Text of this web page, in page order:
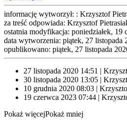
informację wytworzył: : Krzysztof
za treść odpowiada: Krzysztof
ostatnia modyfikacja: poniedziałek, 19
data wytworzenia: piątek, 27 listopada
opublikowano: piątek, 27 listopada
27 listopada 2020 14:51 |
30 listopada 2020 13:05 |
10 grudnia 2020 08:03 |
19 czerwca 2023 07:44 |
Pokaż więcejPokaż mniej